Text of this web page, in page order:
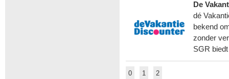
De
dé
bekend
zonder
SGR
0 1 2